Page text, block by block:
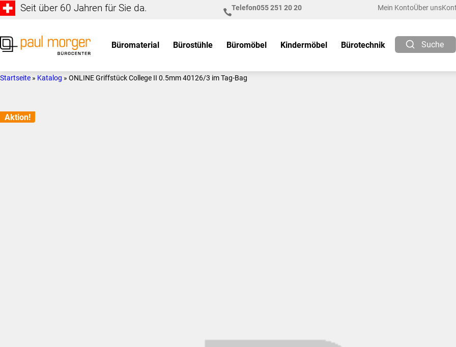
Zur
springen
Skip
main
Seit über 60 Jahren für Sie da. Telefon055 251 20 20 Mein KontoÜber uns
Morger
individuell
Büromaterial Bürostühle Büromöbel Kindermöbel Bürotechnik Suche
Startseite » Katalog » ONLINE Griffstück College II 0.5mm 40126/3 im Tag-Bag
Aktion!